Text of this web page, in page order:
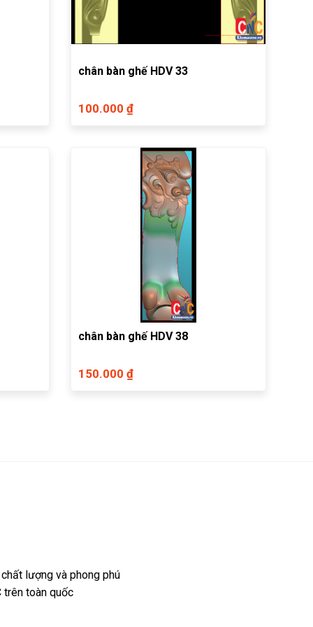
chân bàn ghế HDV 33
100.000 ₫
chân bàn ghế HDV 38
150.000 ₫
lượng và phong phú
trên toàn quốc